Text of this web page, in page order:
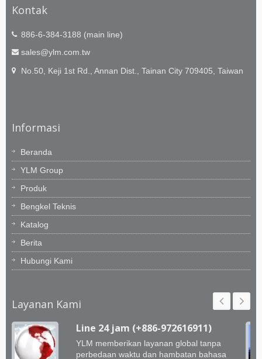
Kontak
886-6-384-3188 (main line)
sales@ylm.com.tw
No.50, Keji 1st Rd., Annan Dist., Tainan City 709405, Taiwan
Informasi
Beranda
YLM Group
Produk
Bengkel Teknis
Katalog
Berita
Hubungi Kami
Layanan Kami
Line 24 jam (+886-972616911)
YLM memberikan layanan global tanpa
perbedaan waktu dan hambatan bahasa